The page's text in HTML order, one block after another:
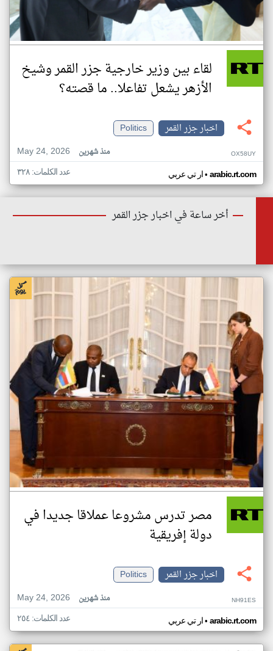
لقاء بين وزير خارجية جزر القمر وشيخ
الأزهر يشعل تفاعلا.. ما قصته؟
اخبار جزر القمر
Politics
May 24, 2026
منذ شهرين OX58UY
ار تي عربي• arabic.rt.com عدد الكلمات: ٣٢٨
أخر ساعة في اخبار جزر القمر
مصر تدرس مشروعا عملاقا جديدا في
دولة إفريقية
اخبار جزر القمر
Politics
May 24, 2026
منذ شهرين NH91ES
ار تي عربي• arabic.rt.com عدد الكلمات: ٢٥٤